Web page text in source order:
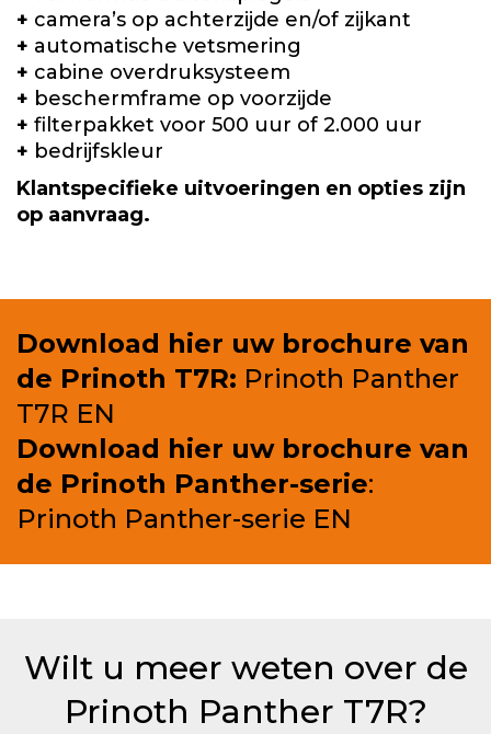
+ camera’s op achterzijde en/of zijkant
+ automatische vetsmering
+ cabine overdruksysteem
+ beschermframe op voorzijde
+ filterpakket voor 500 uur of 2.000 uur
+ bedrijfskleur
Klantspecifieke uitvoeringen en opties zijn
op aanvraag.
Download hier uw brochure van
de Prinoth T7R: Prinoth Panther
T7R EN
Download hier uw brochure van
de Prinoth Panther-serie:
Prinoth Panther-serie EN
Wilt u meer weten over de
Prinoth Panther T7R?